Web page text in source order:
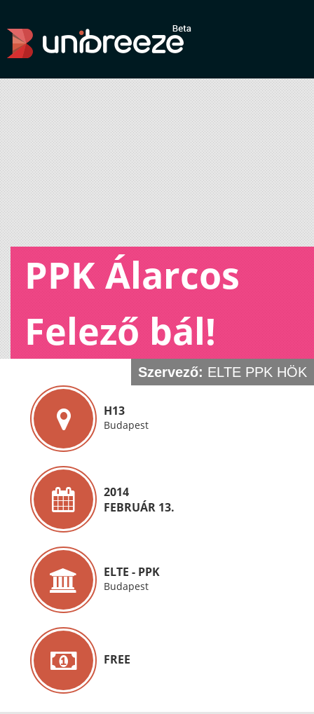
PPK Álarcos
Felező bál!
Szervező: ELTE PPK HÖK
H13
Budapest
2014
FEBRUÁR 13.
ELTE - PPK
Budapest
FREE